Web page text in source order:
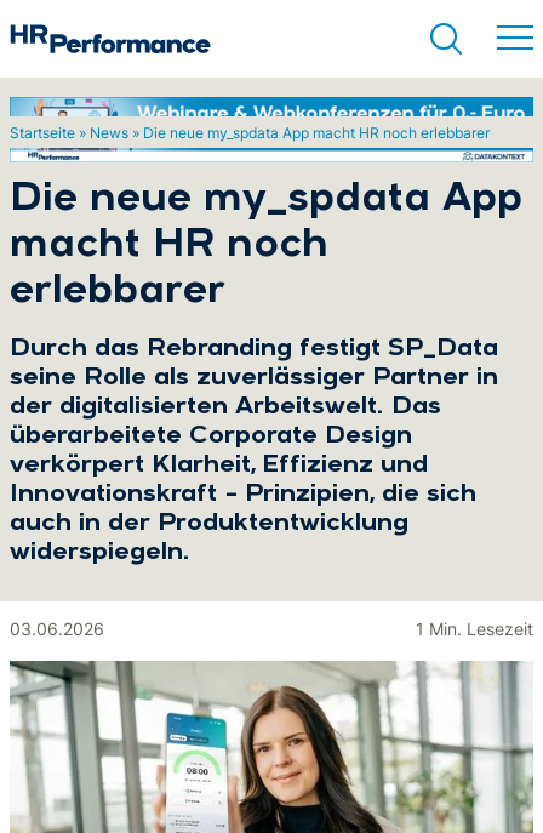
Startseite » News » Die neue my_spdata App macht HR noch erlebbarer
Die neue my_spdata App
macht HR noch
erlebbarer
Durch das Rebranding festigt SP_Data
seine Rolle als zuverlässiger Partner in
der digitalisierten Arbeitswelt. Das
überarbeitete Corporate Design
verkörpert Klarheit, Effizienz und
Innovationskraft – Prinzipien, die sich
auch in der Produktentwicklung
widerspiegeln.
03.06.2026 1 Min. Lesezeit